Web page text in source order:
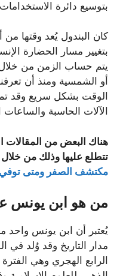
بتوسيع دائرة
كان البندول يُعد وقتها
بتغيير مسار الحضارة
يتم حساب الزمن من خلال
أو الشمسية ومنذ أن
الوقت بشكل سريع وقد
الآلات الحاسبة
هناك البعض من المقالات
تتطلع عليها وذلك من
مكتشف الصفر ومتى توفي
من هو ابن يونس
يُعتبر أن ابن يونس واحد
مدار التاريخ وقد وُلد
الرابع الهجري وهي